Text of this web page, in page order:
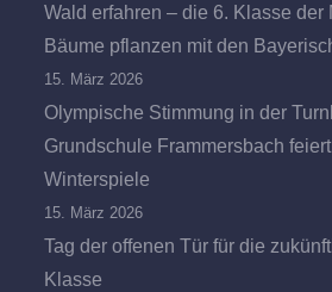
Wald erfahren – die 6. Klasse der
Bäume pflanzen mit den
15. März 2026
Olympische Stimmung in der
Grundschule Frammersbach
Winterspiele
15. März 2026
Tag der offenen Tür für die
Klasse